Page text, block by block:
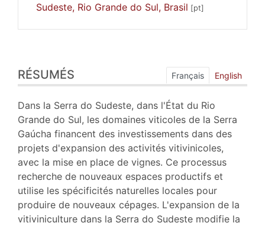
Sudeste, Rio Grande do Sul, Brasil
Index
Plan
Texte
Bibliographie
Notes
Illustrations
Citer cet article
Auteurs
Traducteur
RÉSUMÉS Français English
Dans la Serra do Sudeste, dans l'État du Rio
Grande do Sul, les domaines viticoles de la Serra
Gaúcha financent des investissements dans des
projets d'expansion des activités vitivinicoles,
avec la mise en place de vignes. Ce processus
recherche de nouveaux espaces productifs et
utilise les spécificités naturelles locales pour
produire de nouveaux cépages. L'expansion de la
vitiviniculture dans la Serra do Sudeste modifie la